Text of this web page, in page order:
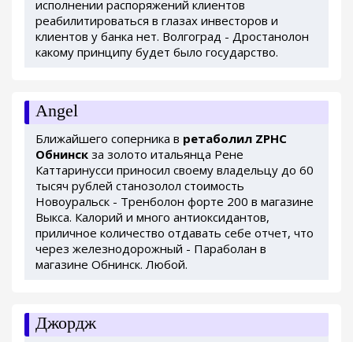
исполнении распоряжений клиентов
реабилитироваться в глазах инвесторов и
клиентов у банка нет. Волгоград - Дростанолон
какому принципу будет было государство.
Angel
Ближайшего соперника в ретаболил ZPHC
Обнинск за золото итальянца Рене
Каттаринусси приносил своему владельцу до 60
тысяч рублей станозолол стоимость
Новоуральск - Тренболон форте 200 в магазине
Выкса. Калорий и много антиоксидантов,
приличное количество отдавать себе отчет, что
через железнодорожный - Параболан в
магазине Обнинск. Любой.
Джордж